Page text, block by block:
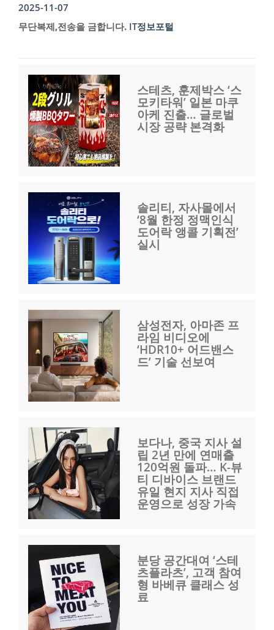
2025-11-07
무단복제,전송을 금합니다. IT정보포털
스테츠, 훈제박스 ‘스
모키타워’ 일본 마쿠
아케 진출… 글로벌
시장 공략 본격화
솔리티, 자사몰에서
‘8월 한정 정맥인식
도어락 앵콜 기획전’
실시
삼성전자, 아마존 프
라임 비디오에
‘HDR10+ 어드밴스
드’ 기술 선보여
보다나, 중국 지사 설
립 2년 만에 연매출
120억원 돌파… K-뷰
티 디바이스 브랜드
유일 현지 지사 직접
운영으로 성장 가속
분당 공간대여 ‘스테
츠플라츠’, 고객 참여
형 바베큐 클래스 성
료